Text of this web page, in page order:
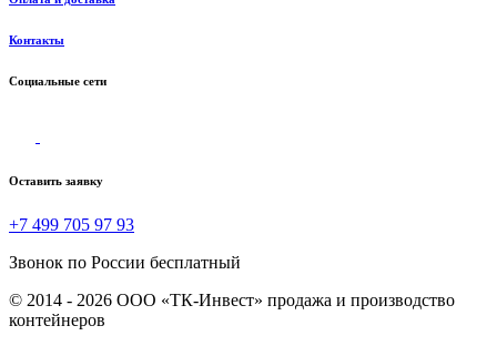
Контакты
Социальные сети
Оставить заявку
+7 499 705 97 93
Звонок по России бесплатный
© 2014 - 2026 ООО «ТК-Инвест» продажа и производство
контейнеров